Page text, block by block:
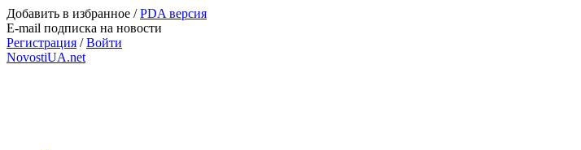
Добавить в избранное /PDA версия
E-mail подписка на новости
Регистрация /Войти
NovostiUA.net